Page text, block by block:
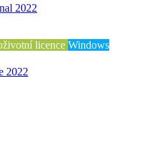
2022
licence Windows
2022